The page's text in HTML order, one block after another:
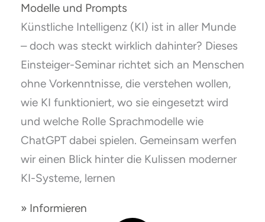
Modelle und Prompts
Künstliche Intelligenz (KI) ist in aller Munde
– doch was steckt wirklich dahinter? Dieses
Einsteiger-Seminar richtet sich an Menschen
ohne Vorkenntnisse, die verstehen wollen,
wie KI funktioniert, wo sie eingesetzt wird
und welche Rolle Sprachmodelle wie
ChatGPT dabei spielen. Gemeinsam werfen
wir einen Blick hinter die Kulissen moderner
KI-Systeme, lernen
» Informieren